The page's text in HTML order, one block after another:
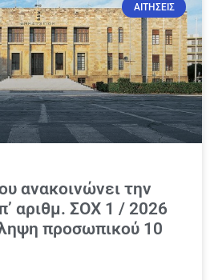
ΑΙΤΗΣΕΙΣ
ανακοινώνει την
αριθμ. ΣΟΧ 1 / 2026
προσωπικού 10